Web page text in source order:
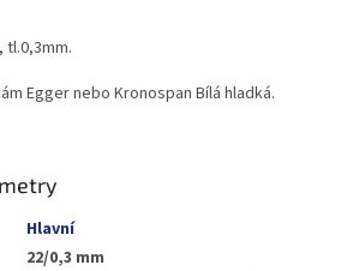
tl.0,3mm.
Egger nebo Kronospan Bílá hladká.
Hlavní
22/0,3 mm